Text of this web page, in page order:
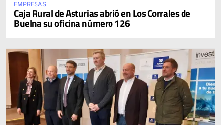
EMPRESAS
Caja Rural de Asturias abrió en Los Corrales de
Buelna su oficina número 126